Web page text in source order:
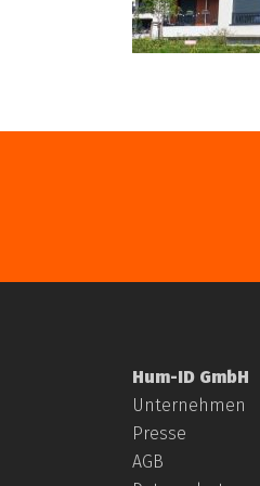
Hum-ID GmbH
Unternehmen
Presse
AGB